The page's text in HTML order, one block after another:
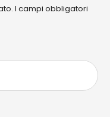
I campi obbligatori